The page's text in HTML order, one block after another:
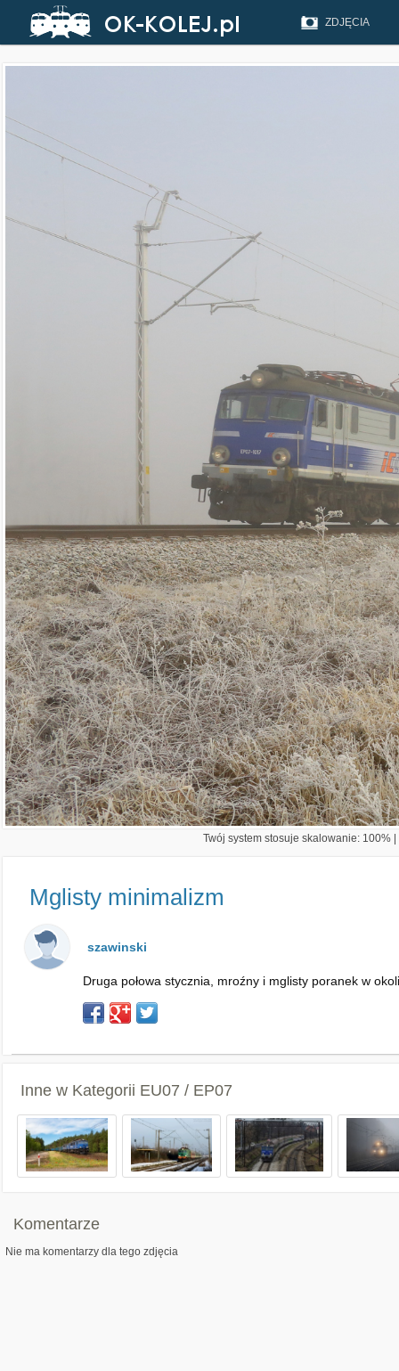
ZDJĘCIA
Twój system stosuje skalowanie: 100%
Mglisty minimalizm
szawinski
Druga połowa stycznia, mroźny i mglisty poranek w
Inne w Kategorii EU07 / EP07
Komentarze
Nie ma komentarzy dla tego zdjęcia